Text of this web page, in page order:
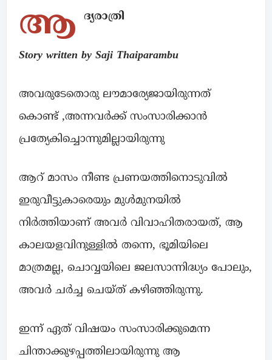
ആ ദ്യരാത്രി
Story written by Saji Thaiparambu
അവരുടേതൊരു ലൗമാര്യേജായിരുന്നത്
കൊണ്ട് ,അന്നവർക്ക്‌ സംസാരിക്കാൻ
പ്രത്യേകിച്ചൊന്നുമില്ലായിരുന്നു
ആറ് മാസം നീണ്ട പ്രണയത്തിനൊടുവിൽ
ഇരുവീട്ടുകാരെയും മുൾമുനയിൽ
നിർത്തിയാണ് അവർ വിവാഹിതരായത്, ആ
കാലയളവിനുള്ളിൽ തന്നെ, ഭൂമിയിലെ
മാത്രമല്ല, ചൊവ്വയിലെ ജലസാന്നിദ്ധ്യം പോലും,
അവർ ചർച്ച ചെയ്ത് കഴിഞ്ഞിരുന്നു.
ഇന്ന് ഏത് വിഷയം സംസാരിക്കുമെന്ന
ചിന്താക്കുഴപ്പത്തിലായിരുന്നു ആ